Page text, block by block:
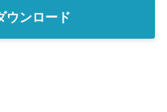
ウンロード